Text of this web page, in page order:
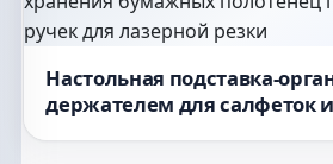
Настольная подставка-
держателем для салфеток